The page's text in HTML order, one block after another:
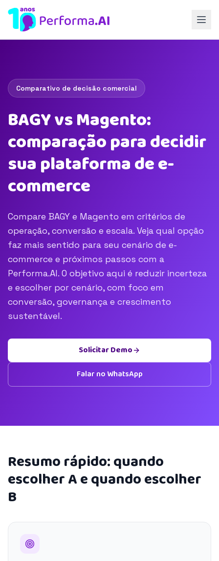
Comparativo de decisão comercial
BAGY vs Magento:
comparação para decidir
sua plataforma de e-
commerce
Compare BAGY e Magento em critérios de
operação, conversão e escala. Veja qual opção
faz mais sentido para seu cenário de e-
commerce e próximos passos com a
Performa.AI. O objetivo aqui é reduzir incerteza
e escolher por cenário, com foco em
conversão, governança e crescimento
sustentável.
Solicitar Demo
Falar no WhatsApp
Resumo rápido: quando
escolher A e quando escolher
B